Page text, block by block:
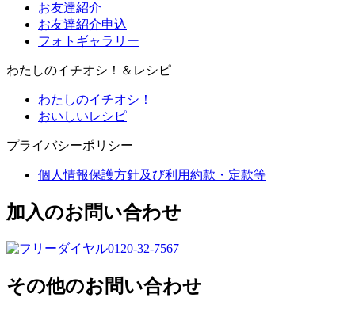
お友達紹介
お友達紹介申込
フォトギャラリー
わたしのイチオシ！＆レシピ
わたしのイチオシ！
おいしいレシピ
プライバシーポリシー
個人情報保護方針及び利用約款・定款等
加入のお問い合わせ
0120-32-7567
その他のお問い合わせ